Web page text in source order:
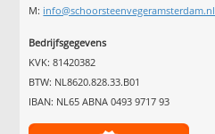
M: info@schoorsteenvegeramsterdam.nl
Bedrijfsgegevens
KVK: 81420382
BTW: NL8620.828.33.B01
IBAN: NL65 ABNA 0493 9717 93